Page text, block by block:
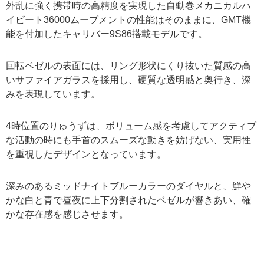
外乱に強く携帯時の高精度を実現した自動巻メカニカルハ
イビート36000ムーブメントの性能はそのままに、GMT機
能を付加したキャリバー9S86搭載モデルです。
回転ベゼルの表面には、リング形状にくり抜いた質感の高
いサファイアガラスを採用し、硬質な透明感と奥行き、深
みを表現しています。
4時位置のりゅうずは、ボリューム感を考慮してアクティブ
な活動の時にも手首のスムーズな動きを妨げない、実用性
を重視したデザインとなっています。
深みのあるミッドナイトブルーカラーのダイヤルと、鮮や
かな白と青で昼夜に上下分割されたベゼルが響きあい、確
かな存在感を感じさせます。